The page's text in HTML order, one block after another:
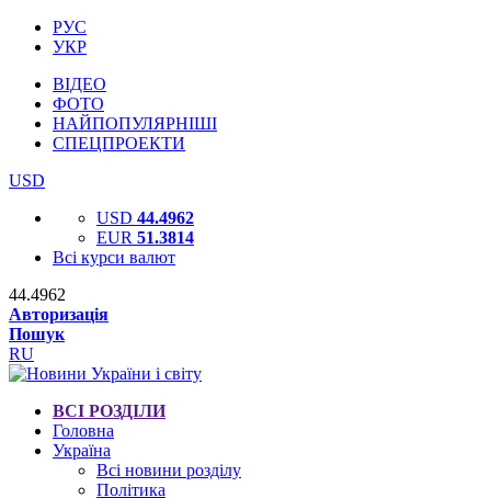
РУС
УКР
ВІДЕО
ФОТО
НАЙПОПУЛЯРНІШІ
СПЕЦПРОЕКТИ
USD
USD 44.4962
EUR 51.3814
Всі курси валют
44.4962
Авторизація
Пошук
RU
ВСІ РОЗДІЛИ
Головна
Україна
Всі новини розділу
Політика